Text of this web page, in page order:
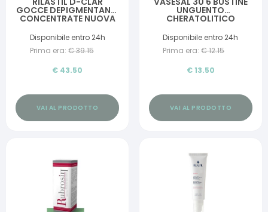
GOCCE DEPIGMENTANTI
CONCENTRATE NUOVA
Disponibile entro 24h
Prima era: €39.15
€ 43.50
VAI AL PRODOTTO
UNGUENTO
CHERATOLITICO
Disponibile entro 24h
Prima era: €12.15
€ 13.50
VAI AL PRODOTTO